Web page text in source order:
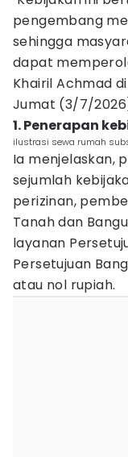
pengembang
sehingga
dapat
Khairil Achmad
Jumat (3/7/
1. Penerapan
ilustrasi sewa rumah
Ia menjelaskan,
sejumlah
perizinan,
Tanah dan
layanan
Persetujuan
atau nol rupiah.